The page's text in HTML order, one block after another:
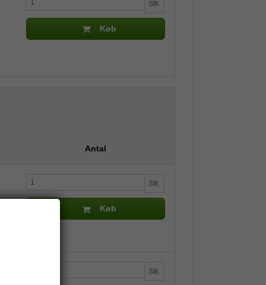
Stk.
Køb
Antal
Stk.
Køb
Stk.